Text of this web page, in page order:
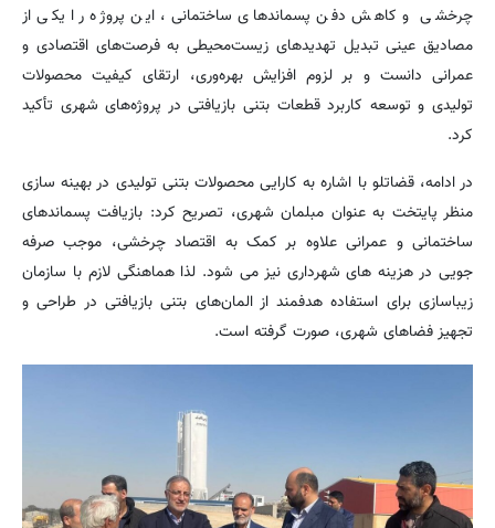
چرخشی و کاهش دفن پسماندهای ساختمانی، این پروژه را یکی از
مصادیق عینی تبدیل تهدیدهای زیست‌محیطی به فرصت‌های اقتصادی و
عمرانی دانست و بر لزوم افزایش بهره‌وری، ارتقای کیفیت محصولات
تولیدی و توسعه کاربرد قطعات بتنی بازیافتی در پروژه‌های شهری تأکید
کرد.
در ادامه، قضاتلو با اشاره به کارایی محصولات بتنی تولیدی در بهینه سازی
منظر پایتخت به عنوان مبلمان شهری، تصریح کرد: بازیافت پسماندهای
ساختمانی و عمرانی علاوه بر کمک به اقتصاد چرخشی، موجب صرفه
جویی در هزینه های شهرداری نیز می شود. لذا هماهنگی لازم با سازمان
زیباسازی برای استفاده هدفمند از المان‌های بتنی بازیافتی در طراحی و
تجهیز فضاهای شهری، صورت گرفته است.